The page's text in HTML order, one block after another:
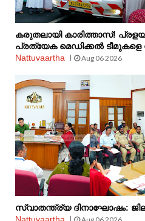
കരുതലായി കാരിത്താസ്!
പ്രത്യേക മെഡിക്കൽ ടീമുകളെ
Nattuvaartha
Aug 06 2026
സ്വാതന്ത്ര്യ ദിനാഘോഷം:
Nattuvaartha